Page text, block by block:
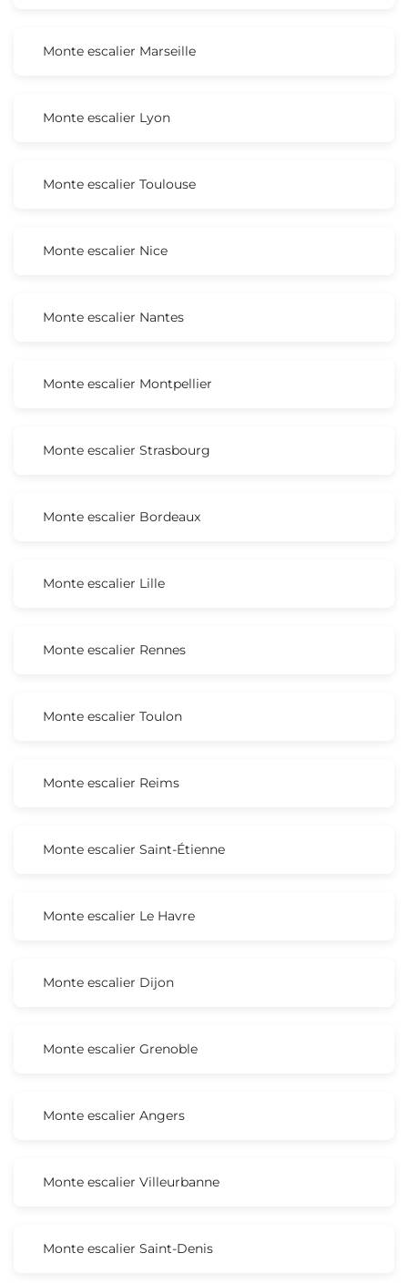
Monte escalier Marseille
Monte escalier Lyon
Monte escalier Toulouse
Monte escalier Nice
Monte escalier Nantes
Monte escalier Montpellier
Monte escalier Strasbourg
Monte escalier Bordeaux
Monte escalier Lille
Monte escalier Rennes
Monte escalier Toulon
Monte escalier Reims
Monte escalier Saint-Étienne
Monte escalier Le Havre
Monte escalier Dijon
Monte escalier Grenoble
Monte escalier Angers
Monte escalier Villeurbanne
Monte escalier Saint-Denis